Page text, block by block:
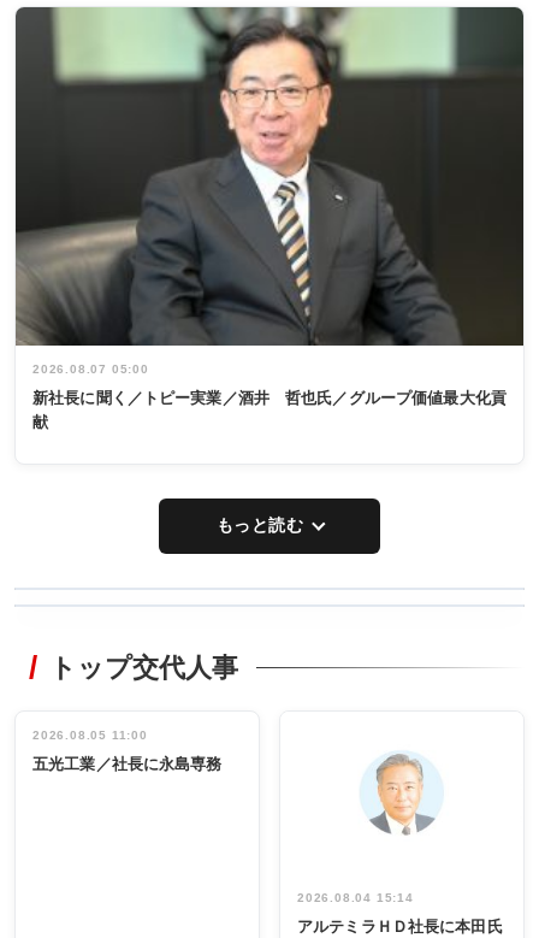
2026.08.07 05:00
新社長に聞く／トピー実業／酒井 哲也氏／グループ価値最大化貢
献
もっと読む
非鉄業界で
インタビュ
ー／社内ア
タックトレー
祝う 業界関
係者ら220人
出席
トップ交代人事
2026.08.05 11:00
五光工業／社長に永島専務
2026.08.04 15:14
アルテミラＨＤ社長に本田氏